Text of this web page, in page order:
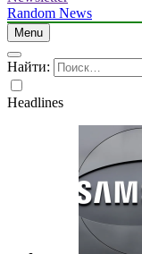
Random News
Menu
Найти:
Headlines